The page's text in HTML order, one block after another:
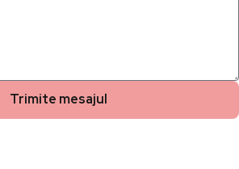
Trimite mesajul